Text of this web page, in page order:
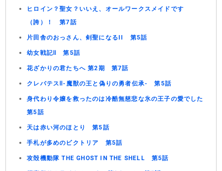
ヒロイン？聖女？いいえ、オールワークスメイドです
（誇）！ 第7話
片田舎のおっさん、剣聖になるII 第5話
幼女戦記Ⅱ 第5話
花ざかりの君たちへ 第2期 第7話
クレバテスⅡ-魔獣の王と偽りの勇者伝承- 第5話
身代わり令嬢を救ったのは冷酷無慈悲な氷の王子の愛でした
第5話
天は赤い河のほとり 第5話
手札が多めのビクトリア 第5話
攻殻機動隊 THE GHOST IN THE SHELL 第5話